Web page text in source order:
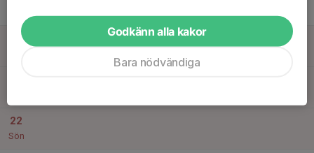
20
22
Sön
Godkänn alla kakor
Bara nödvändiga